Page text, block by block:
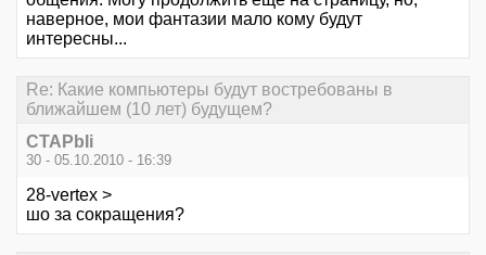
наверное, мои фантазии мало кому будут
интересны...
Re: Какие компьютеры будут востребованы в
ближайшем (10 лет) будущем?
CTAPbIi
30 - 05.10.2010 - 16:39
28-vertex >
шо за сокращения?